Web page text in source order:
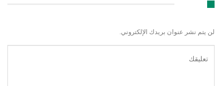
لن يتم نشر عنوان بريدك الإلكتروني.